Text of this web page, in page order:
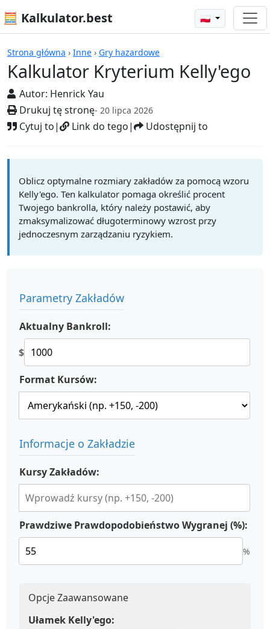
🧮 Kalkulator.best 🇵🇱
Strona główna › Inne › Gry hazardowe
Kalkulator Kryterium Kelly'ego
Autor: Henrick Yau
Drukuj tę stronę- 20 lipca 2026
Cytuj to| Link do tego| Udostępnij to
Kalkulatory
Oblicz optymalne rozmiary zakładów za pomocą wzoru
Kelly'ego. Ten kalkulator pomaga określić procent
Twojego bankrolla, który należy postawić, aby
zmaksymalizować długoterminowy wzrost przy
jednoczesnym zarządzaniu ryzykiem.
Parametry Zakładów
Aktualny Bankroll:
$
Format Kursów:
Informacje o Zakładzie
Kursy Zakładów:
Prawdziwe Prawdopodobieństwo Wygranej (%):
%
Opcje Zaawansowane
Ułamek Kelly'ego: